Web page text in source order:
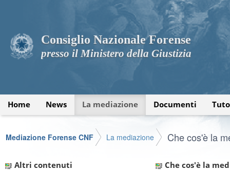
Consiglio Nazionale Forense
presso il Ministero della Giustizia
Home News La mediazione Documenti
Mediazione Forense CNF La mediazione Che cos'è la
Altri contenuti Che cos'è la